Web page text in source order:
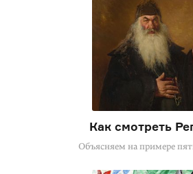
Как смотреть
Объясняем на примере